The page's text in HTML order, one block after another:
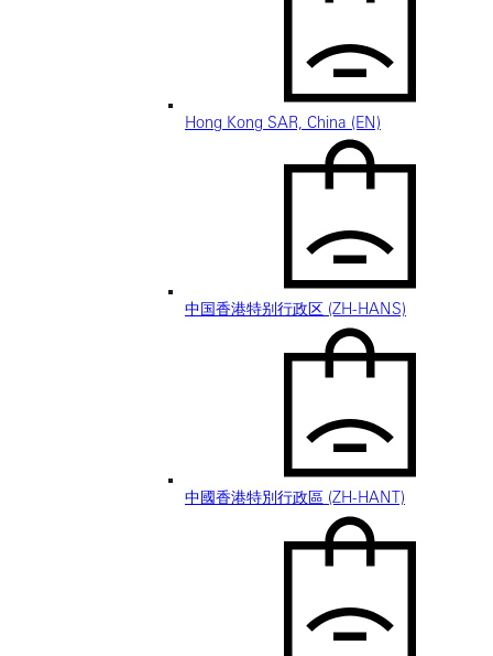
Hong Kong SAR, China (EN)
中国香港特别行政区 (ZH-HANS)
中國香港特別行政區 (ZH-HANT)